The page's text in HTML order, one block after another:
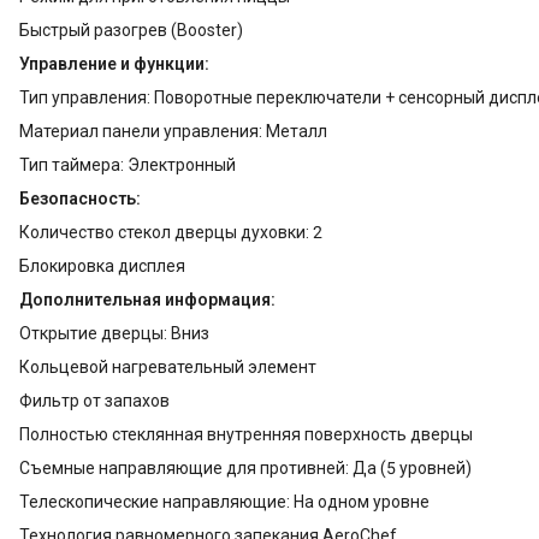
Быстрый разогрев (Booster)
Управление и функции:
Тип управления: Поворотные переключатели + сенсорный
Материал панели управления: Металл
Тип таймера: Электронный
Безопасность:
Количество стекол дверцы духовки: 2
Блокировка дисплея
Дополнительная информация:
Открытие дверцы: Вниз
Кольцевой нагревательный элемент
Фильтр от запахов
Полностью стеклянная внутренняя поверхность дверцы
Съемные направляющие для противней: Да (5 уровней)
Телескопические направляющие: На одном уровне